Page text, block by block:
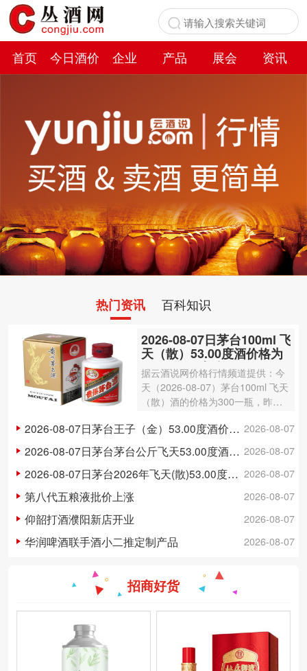
首页 今日酒价 企业 产品 展会
资讯
热门资讯 百科知识
2026-08-07日茅台100ml 飞
天（散）53.00度酒价格为
300一瓶，上涨 3元
据云酒说网价格行情频道提供：今
天（2026-08-07）茅台100ml 飞天
（散）酒的价格为300一瓶，昨日
00ml 飞天（散）酒容量为100ml，
酒精度数为53.00度。茅台酒除了年
份因素之外…
2026-08-07
2026-08-07日茅台王子（金）53.00度酒价格为148一瓶，下跌 5元
2026-08-07
2026-08-07日茅台茅台公斤飞天53.00度酒价格为3,250一瓶，下跌 20元
2026-08-07
2026-08-07日茅台2026年飞天(散)53.00度酒价格为1,700一瓶，上涨 5元
2026-08-07
第八代五粮液批价上涨
2026-08-07
仰韶打酒濮阳新店开业
2026-08-07
华润啤酒联手酒小二推定制产品
招商好货